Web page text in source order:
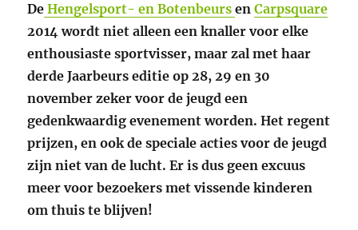
De Hengelsport- en BotenbeursenCarpsquare
2014 wordt niet alleen een knaller voor elke
enthousiaste sportvisser, maar zal met haar
derde Jaarbeurs editie op 28, 29 en 30
november zeker voor de jeugd een
gedenkwaardig evenement worden. Het regent
prijzen, en ook de speciale acties voor de jeugd
zijn niet van de lucht. Er is dus geen excuus
meer voor bezoekers met vissende kinderen
om thuis te blijven!